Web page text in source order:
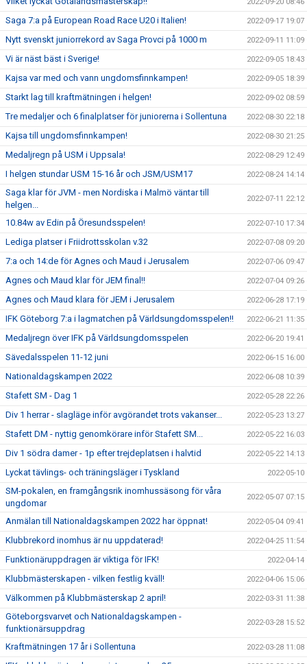
Saga 7:a på European Road Race U20 i Italien! 2022-09-17 19:07
Nytt svenskt juniorrekord av Saga Provci på 1000 m 2022-09-11 11:09
Vi är näst bäst i Sverige! 2022-09-05 18:43
Kajsa var med och vann ungdomsfinnkampen! 2022-09-05 18:39
Starkt lag till kraftmätningen i helgen! 2022-09-02 08:59
Tre medaljer och 6 finalplatser för juniorerna i Sollentuna 2022-08-30 22:18
Kajsa till ungdomsfinnkampen! 2022-08-30 21:25
Medaljregn på USM i Uppsala! 2022-08-29 12:49
I helgen stundar USM 15-16 år och JSM/USM17 2022-08-24 14:14
Saga klar för JVM - men Nordiska i Malmö väntar till
helgen...
2022-07-11 22:12
10.84w av Edin på Öresundsspelen! 2022-07-10 17:34
Lediga platser i Friidrottsskolan v.32 2022-07-08 09:20
7:a och 14:de för Agnes och Maud i Jerusalem 2022-07-06 09:47
Agnes och Maud klar för JEM final!! 2022-07-04 09:26
Agnes och Maud klara för JEM i Jerusalem 2022-06-28 17:19
IFK Göteborg 7:a i lagmatchen på Världsungdomsspelen!! 2022-06-21 11:35
Medaljregn över IFK på Världsungdomsspelen 2022-06-20 19:41
Sävedalsspelen 11-12 juni 2022-06-15 16:00
Nationaldagskampen 2022 2022-06-08 10:39
Stafett SM - Dag 1 2022-05-28 22:26
Div 1 herrar - slagläge inför avgörandet trots vakanser... 2022-05-23 13:27
Stafett DM - nyttig genomkörare inför Stafett SM... 2022-05-22 16:03
Div 1 södra damer - 1p efter trejdeplatsen i halvtid 2022-05-22 14:13
Lyckat tävlings- och träningsläger i Tyskland 2022-05-10
SM-pokalen, en framgångsrik inomhussäsong för våra
ungdomar
2022-05-07 07:15
Anmälan till Nationaldagskampen 2022 har öppnat! 2022-05-04 09:41
Klubbrekord inomhus är nu uppdaterad! 2022-04-25 11:54
Funktionäruppdragen är viktiga för IFK! 2022-04-14
Klubbmästerskapen - vilken festlig kväll! 2022-04-06 15:06
Välkommen på Klubbmästerskap 2 april! 2022-03-31 11:38
Göteborgsvarvet och Nationaldagskampen -
funktionärsuppdrag
2022-03-28 15:52
Kraftmätningen 17 år i Sollentuna 2022-03-28 11:08